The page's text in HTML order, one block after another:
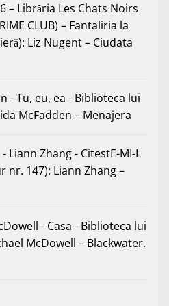
– Librăria Les Chats Noirs
CLUB) – Fantaliria la
Liz Nugent – Ciudata
- Tu, eu, ea - Biblioteca lui
McFadden – Menajera
Liann Zhang - CitestE-MI-L
nr. 147): Liann Zhang –
- Casa - Biblioteca lui
McDowell – Blackwater.